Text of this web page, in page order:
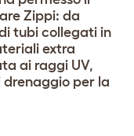
Zippi: da
tubi collegati in
extra
ai raggi UV,
per la